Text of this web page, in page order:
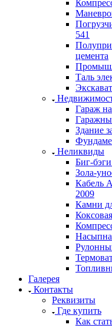
541
цемента
Таль
Гараж
Здание
Неликвиды
Биг-
Зола-
Кабель
2009
Камни
Галерея
Контакты
Реквизиты
Где купить
Как